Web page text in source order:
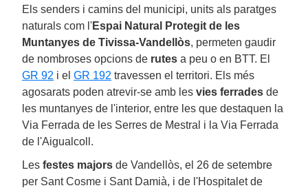
Els senders i camins del municipi, units als paratges
naturals com l'Espai Natural Protegit de les
Muntanyes de Tivissa-Vandellòs, permeten gaudir
de nombroses opcions de rutes a peu o en BTT. El
GR 92 i el GR 192 travessen el territori. Els més
agosarats poden atrevir-se amb les vies ferrades de
les muntanyes de l'interior, entre les que destaquen la
Via Ferrada de les Serres de Mestral i la Via Ferrada
de l'Aigualcoll.
Les festes majors de Vandellòs, el 26 de setembre
per Sant Cosme i Sant Damià, i de l'Hospitalet de